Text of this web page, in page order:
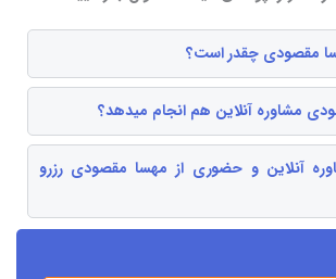
مقصودی چقدر است؟
مشاوره آنلاین هم انجام میدهد؟
آنلاین و حضوری از مهسا مقصودی رزرو